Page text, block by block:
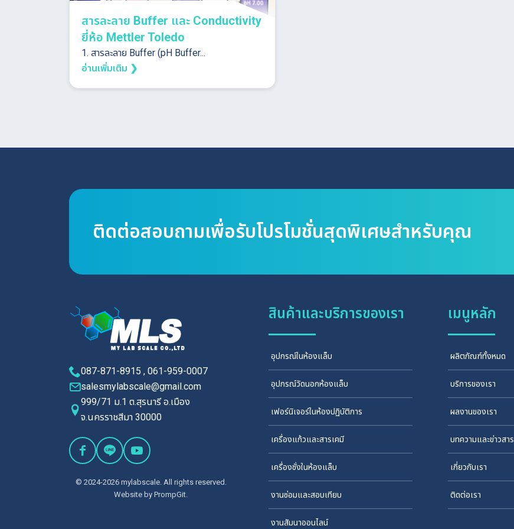
สารละลาย Buffer และ Conductivity
ยี่ห้อ Mettler Toledo
1. สารละลาย Buffer (pH Buffer...
อ่านเพิ่มเติม ❯
ติดต่อสอบถามเพื่อรับโปรโมชั่นสุดพิเศษสำหรับคุณ
087-871-8915 , 061-959-0007
salesmylabscale@gmail.com
999/71 ม.1 ต.สุรนารี อ.เมือง
จ.นครราชสีมา 30000
© 2024-2026 mylabscale. All rights reserved.
Website byPrompGit.
สินค้าและบริการของเรา
อุปกรณ์ในห้องแล็บ
อุปกรณ์วัดนอกห้องแล็บ
เฟอร์นิเจอร์ในห้องปฏิบัติการ
เครื่องแก้วและสารเคมี
เครื่องชั่งในห้องแล็บ
งานซ่อมและสอบเทียบ
งานสัมนาออนไลน์
เมนูหลัก
ผลิตภัณฑ์ทั้งหมด
บริการของเรา
ผลงานของเรา
บทความและข่าวสาร
เกี่ยวกับเรา
ติดต่อเรา